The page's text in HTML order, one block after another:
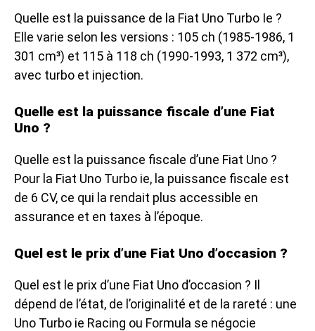
Quelle est la puissance de la Fiat Uno Turbo Ie ?
Elle varie selon les versions : 105 ch (1985-1986, 1
301 cm³) et 115 à 118 ch (1990-1993, 1 372 cm³),
avec turbo et injection.
Quelle est la puissance fiscale d’une Fiat
Uno ?
Quelle est la puissance fiscale d’une Fiat Uno ?
Pour la Fiat Uno Turbo ie, la puissance fiscale est
de 6 CV, ce qui la rendait plus accessible en
assurance et en taxes à l’époque.
Quel est le prix d’une Fiat Uno d’occasion ?
Quel est le prix d’une Fiat Uno d’occasion ? Il
dépend de l’état, de l’originalité et de la rareté : une
Uno Turbo ie Racing ou Formula se négocie